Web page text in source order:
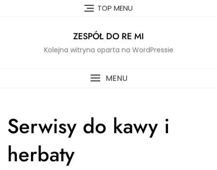
TOP MENU
ZESPÓŁ DO RE MI
Kolejna witryna oparta na WordPressie
MENU
Serwisy do kawy i
herbaty